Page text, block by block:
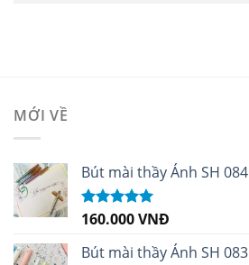
MỚI VỀ
Bút mài thầy Ánh SH 084
Được xếp
sao
160.000VNĐ
Bút mài thầy Ánh SH 083